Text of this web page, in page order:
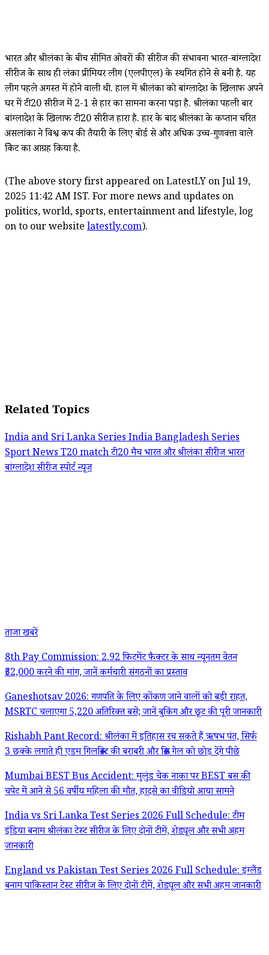
भारत और श्रीलंका के बीच सीमित ओवरों की सीरीज की संभावना भारत-बांग्लादेश
सीरीज के साथ ही लंका प्रीमियर लीग (एलपीएल) के स्थगित होने से बनी है. यह
लीग पहले अगस्त में होने वाली थी. हाल में श्रीलंका को बांग्लादेश के खिलाफ अपने
घर में टी20 सीरीज में 2-1 से हार का सामना करना पड़ा है. श्रीलंका पहली बार
बांग्लादेश के खिलाफ टी20 सीरीज हारा है. हार के बाद श्रीलंका के कप्तान चरित
असलांका ने विश्व कप की तैयारी के लिए बोर्ड से और अधिक उच्च-गुणवत्ता वाले
क्रिकेट का आग्रह किया है.
(The above story first appeared on LatestLY on Jul 19,
2025 11:42 AM IST. For more news and updates on
politics, world, sports, entertainment and lifestyle, log
on to our website latestly.com).
Related Topics
India and Sri Lanka SeriesIndia Bangladesh Series
Sport NewsT20 matchटी20 मैचभारत और श्रीलंका सीरीजभारत
बांग्लादेश सीरीजस्पोर्ट न्यूज
ताजा खबरें
8th Pay Commission: 2.92 फिटमेंट फैक्टर के साथ न्यूनतम वेतन
₹52,000 करने की मांग, जानें कर्मचारी संगठनों का प्रस्ताव
Ganeshotsav 2026: गणपति के लिए कोंकण जाने वालों को बड़ी राहत,
MSRTC चलाएगा 5,220 अतिरिक्त बसें; जानें बुकिंग और छूट की पूरी जानकारी
Rishabh Pant Record: श्रीलंका में इतिहास रच सकते हैं ऋषभ पंत, सिर्फ
3 छक्के लगाते ही एडम गिलक्रिस्ट की बराबरी और क्रिस गेल को छोड़ देंगे पीछे
Mumbai BEST Bus Accident: मुलुंड चेक नाका पर BEST बस की
चपेट में आने से 56 वर्षीय महिला की मौत, हादसे का वीडियो आया सामने
India vs Sri Lanka Test Series 2026 Full Schedule: टीम
इंडिया बनाम श्रीलंका टेस्ट सीरीज के लिए दोनों टीमें, शेड्यूल और सभी अहम
जानकारी
England vs Pakistan Test Series 2026 Full Schedule: इंग्लैंड
बनाम पाकिस्तान टेस्ट सीरीज के लिए दोनों टीमें, शेड्यूल और सभी अहम जानकारी